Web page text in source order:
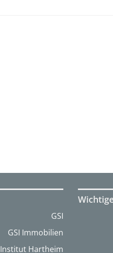
GSI
GSI Immobilien
Institut Hartheim